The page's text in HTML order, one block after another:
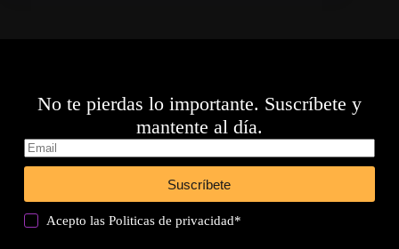
No te pierdas lo importante. Suscríbete y
mantente al día.
Suscríbete
Acepto lasPoliticas de privacidad*